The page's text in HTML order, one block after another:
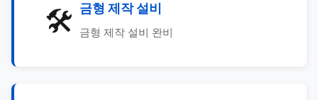
🛠️ 금형 제작 설비
금형 제작 설비 완비